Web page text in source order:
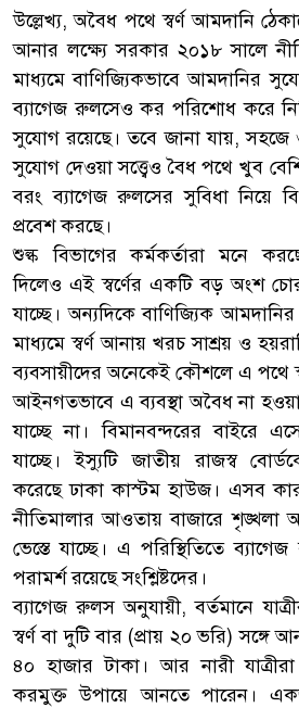
উল্লেখ্য, অবৈধ পথে স্বর্ণ আমদানি
আনার লক্ষ্যে সরকার ২০১৮ সালে
মাধ্যমে বাণিজ্যিকভাবে আমদানির
ব্যাগেজ রুলসেও কর পরিশোধ করে
সুযোগ রয়েছে। তবে জানা যায়, সহজে
সুযোগ দেওয়া সত্ত্বেও বৈধ পথে খুব
বরং ব্যাগেজ রুলসের সুবিধা নিয়ে
প্রবেশ করছে।
শুল্ক বিভাগের কর্মকর্তারা মনে
দিলেও এই স্বর্ণের একটি বড় অংশ
যাচ্ছে। অন্যদিকে বাণিজ্যিক
মাধ্যমে স্বর্ণ আনায় খরচ সাশ্রয় ও
ব্যবসায়ীদের অনেকেই কৌশলে এ পথে
আইনগতভাবে এ ব্যবস্থা অবৈধ না
যাচ্ছে না। বিমানবন্দরের বাইরে
যাচ্ছে। ইস্যুটি জাতীয় রাজস্ব
করেছে ঢাকা কাস্টম হাউজ। এসব
নীতিমালার আওতায় বাজারে শৃঙ্খলা
ভেস্তে যাচ্ছে। এ পরিস্থিতিতে
পরামর্শ রয়েছে সংশ্লিষ্টদের।
ব্যাগেজ রুলস অনুযায়ী, বর্তমানে
স্বর্ণ বা দুটি বার (প্রায় ২০ ভরি)
৪০ হাজার টাকা। আর নারী যাত্রীরা
করমুক্ত উপায়ে আনতে পারেন।